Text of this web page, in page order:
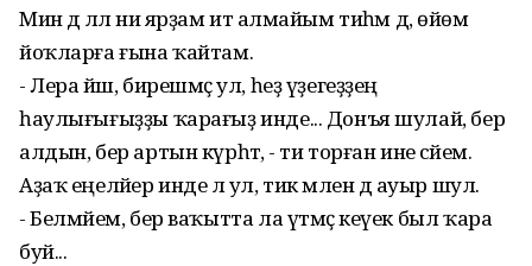
Мин дә әллә ни ярҙам итә алмайым тиһәм дә, өйөмә
йоҡларға ғына ҡайтам.
- Лера йәш, бирешмәҫ ул, һеҙ үҙегеҙҙең
һаулығығыҙҙы ҡарағыҙ инде... Донъя шулай, бер
алдын, бер артын күрһәтә, - ти торған ине әсәйем.
Аҙаҡ еңеләйер инде лә ул, тик мәлен дә ауыр шул.
- Белмәйем, бер ваҡытта ла үтмәҫ кеүек был ҡара
буй...